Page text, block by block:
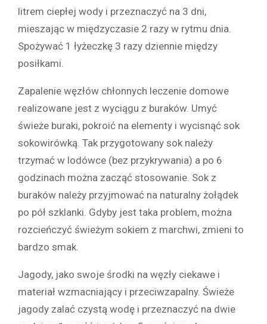
litrem ciepłej wody i przeznaczyć na 3 dni,
mieszając w międzyczasie 2 razy w rytmu dnia.
Spożywać 1 łyżeczkę 3 razy dziennie między
posiłkami.
Zapalenie węzłów chłonnych leczenie domowe
realizowane jest z wyciągu z buraków. Umyć
świeże buraki, pokroić na elementy i wycisnąć sok
sokowirówką. Tak przygotowany sok należy
trzymać w lodówce (bez przykrywania) a po 6
godzinach można zacząć stosowanie. Sok z
buraków należy przyjmować na naturalny żołądek
po pół szklanki. Gdyby jest taka problem, można
rozcieńczyć świeżym sokiem z marchwi, zmieni to
bardzo smak.
Jagody, jako swoje środki na węzły ciekawe i
materiał wzmacniający i przeciwzapalny. Świeże
jagody zalać czystą wodę i przeznaczyć na dwie